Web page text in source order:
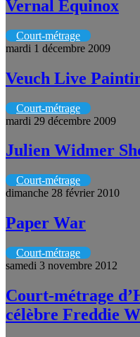
Vernal Equinox
Court-métrage
mardi 1 décembre 2009
Veuch Live
Court-métrage
mardi 29 décembre 2009
Julien Widmer
Court-métrage
dimanche 28 février 2010
Paper War
Court-métrage
samedi 3 novembre 2012
Court-métrage
célèbre Freddie